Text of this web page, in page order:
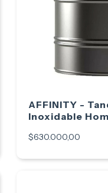
AFFINITY -
Inoxidable
$630.000,00